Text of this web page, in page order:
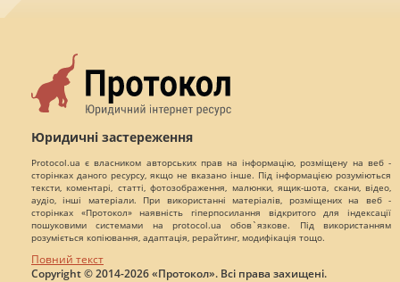
Юридичні застереження
Protocol.ua є власником авторських прав на інформацію, розміщену на веб -
сторінках даного ресурсу, якщо не вказано інше. Під інформацією розуміються
тексти, коментарі, статті, фотозображення, малюнки, ящик-шота, скани, відео,
аудіо, інші матеріали. При використанні матеріалів, розміщених на веб -
сторінках «Протокол» наявність гіперпосилання відкритого для індексації
пошуковими системами на protocol.ua обов`язкове. Під використанням
розуміється копіювання, адаптація, рерайтинг, модифікація тощо.
Повний текст
Copyright © 2014-2026 «Протокол». Всі права захищені.